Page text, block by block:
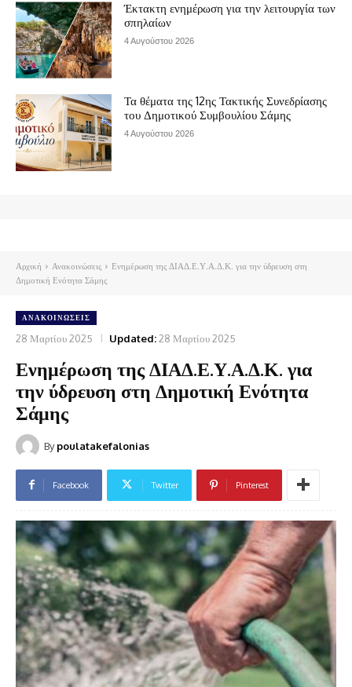
Έκτακτη ενημέρωση για την λειτουργία των
σπηλαίων
4 Αυγούστου 2026
Τα θέματα της 12ης Τακτικής Συνεδρίασης
του Δημοτικού Συμβουλίου Σάμης
4 Αυγούστου 2026